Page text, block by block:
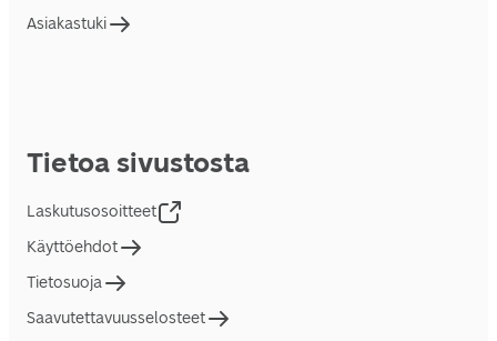
Asiakastuki
Tietoa sivustosta
Laskutusosoitteet
Käyttöehdot
Tietosuoja
Saavutettavuusselosteet